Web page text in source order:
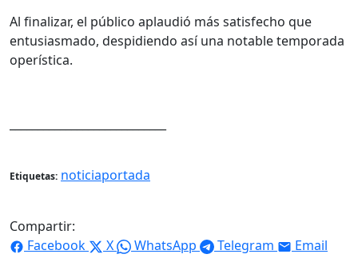
Al finalizar, el público aplaudió más satisfecho que
entusiasmado, despidiendo así una notable temporada
operística.
Etiquetas: noticiaportada
Compartir:
Facebook
X WhatsApp Telegram Email